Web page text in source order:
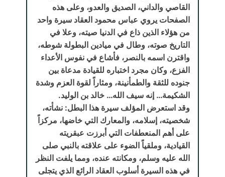
القاصي والداني، الصديق والعدو، وعلى هذه
الصفحات يروي عباس محمود العقاد سيرة واحد
من هؤلاء الذين ذاع في الدنيا صيته، وعلا في
التاريخ صوته، وطال في ميادين البطولة شوطه،
واقترن اسمه بالنصر، فأشاع في نفوس الأعداء
الفزع، وكان مجرد اختباره للقيادة مدعاة بين
جنوده للثقة والطمأنينة، ومثاراً لقوة العزم وشدة
الشكيمة… إنه سيف الله… خالد بن الوليد.
وقد استعرض المؤلف سيرة هذا البطل: نشأته،
شخصيته، إسلامه، والمعارك التي خاضها، مركزاً
على أهم المنعطفات التي أبرزت عبقريته
القيادية، وملقياً الضوء على علاقته بالنبي صلى
الله عليه وسلم، ومكانته عنده، ومما يلفت النظر
في هذه السيرة أسلوب العقاد الرائع الذي يتجلى